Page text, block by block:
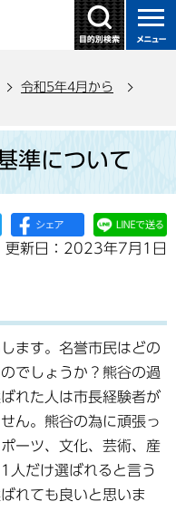
令和5年4月から
準について
更新日：2023年7月1日
ます。名誉市民はどの
でしょうか？熊谷の過
れた人は市長経験者が
ん。熊谷の為に頑張っ
ーツ、文化、芸術、産
人だけ選ばれると言う
れても良いと思いま